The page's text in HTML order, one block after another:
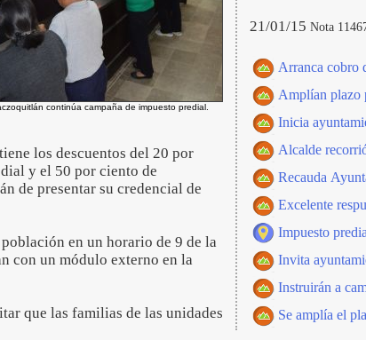
continúa campaña de impuesto predial.
los descuentos del 20 por
y el 50 por ciento de
de presentar su credencial de
en un horario de 9 de la
con un módulo externo en la
que las familias de las unidades
21/01/15 Nota
Arranca cobro
Amplían plazo
Inicia
Alcalde
Recauda
Excelente
Impuesto
Invita
Instruirán a
Se amplía el